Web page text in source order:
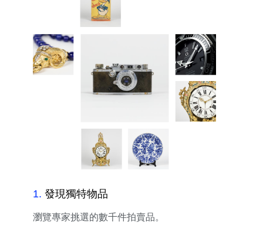
1. 發現獨特物品
瀏覽專家挑選的數千件拍賣品。